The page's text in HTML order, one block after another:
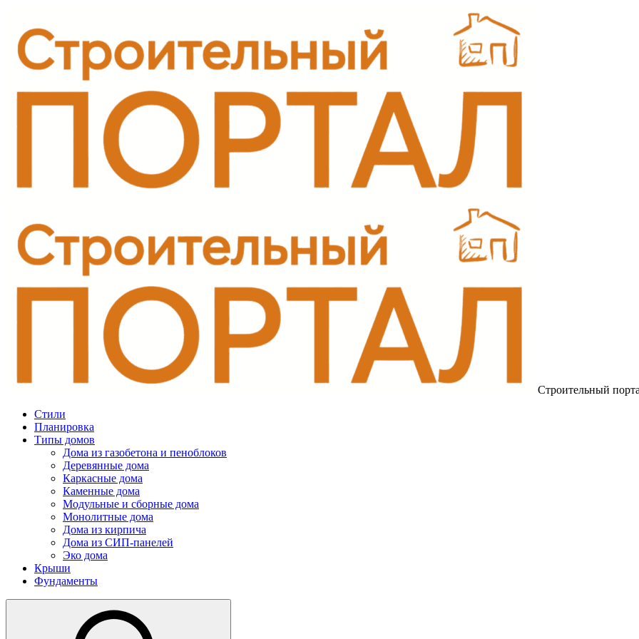
Строительный
Стили
Планировка
Типы домов
Дома из газобетона и пеноблоков
Деревянные дома
Каркасные дома
Каменные дома
Модульные и сборные дома
Монолитные дома
Дома из кирпича
Дома из СИП-панелей
Эко дома
Крыши
Фундаменты